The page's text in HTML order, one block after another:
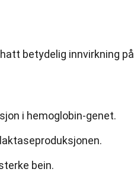
betydelig innvirkning på
i hemoglobin-genet.
bein.